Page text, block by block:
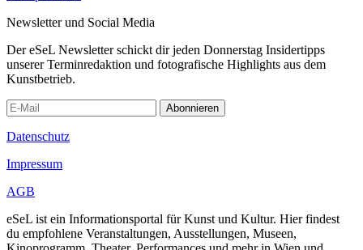
Newsletter und Social Media
Der eSeL Newsletter schickt dir jeden Donnerstag Insidertipps
unserer Terminredaktion und fotografische Highlights aus dem
Kunstbetrieb.
Abonnieren
Datenschutz
Impressum
AGB
eSeL ist ein Informationsportal für Kunst und Kultur. Hier findest
du empfohlene Veranstaltungen, Ausstellungen, Museen,